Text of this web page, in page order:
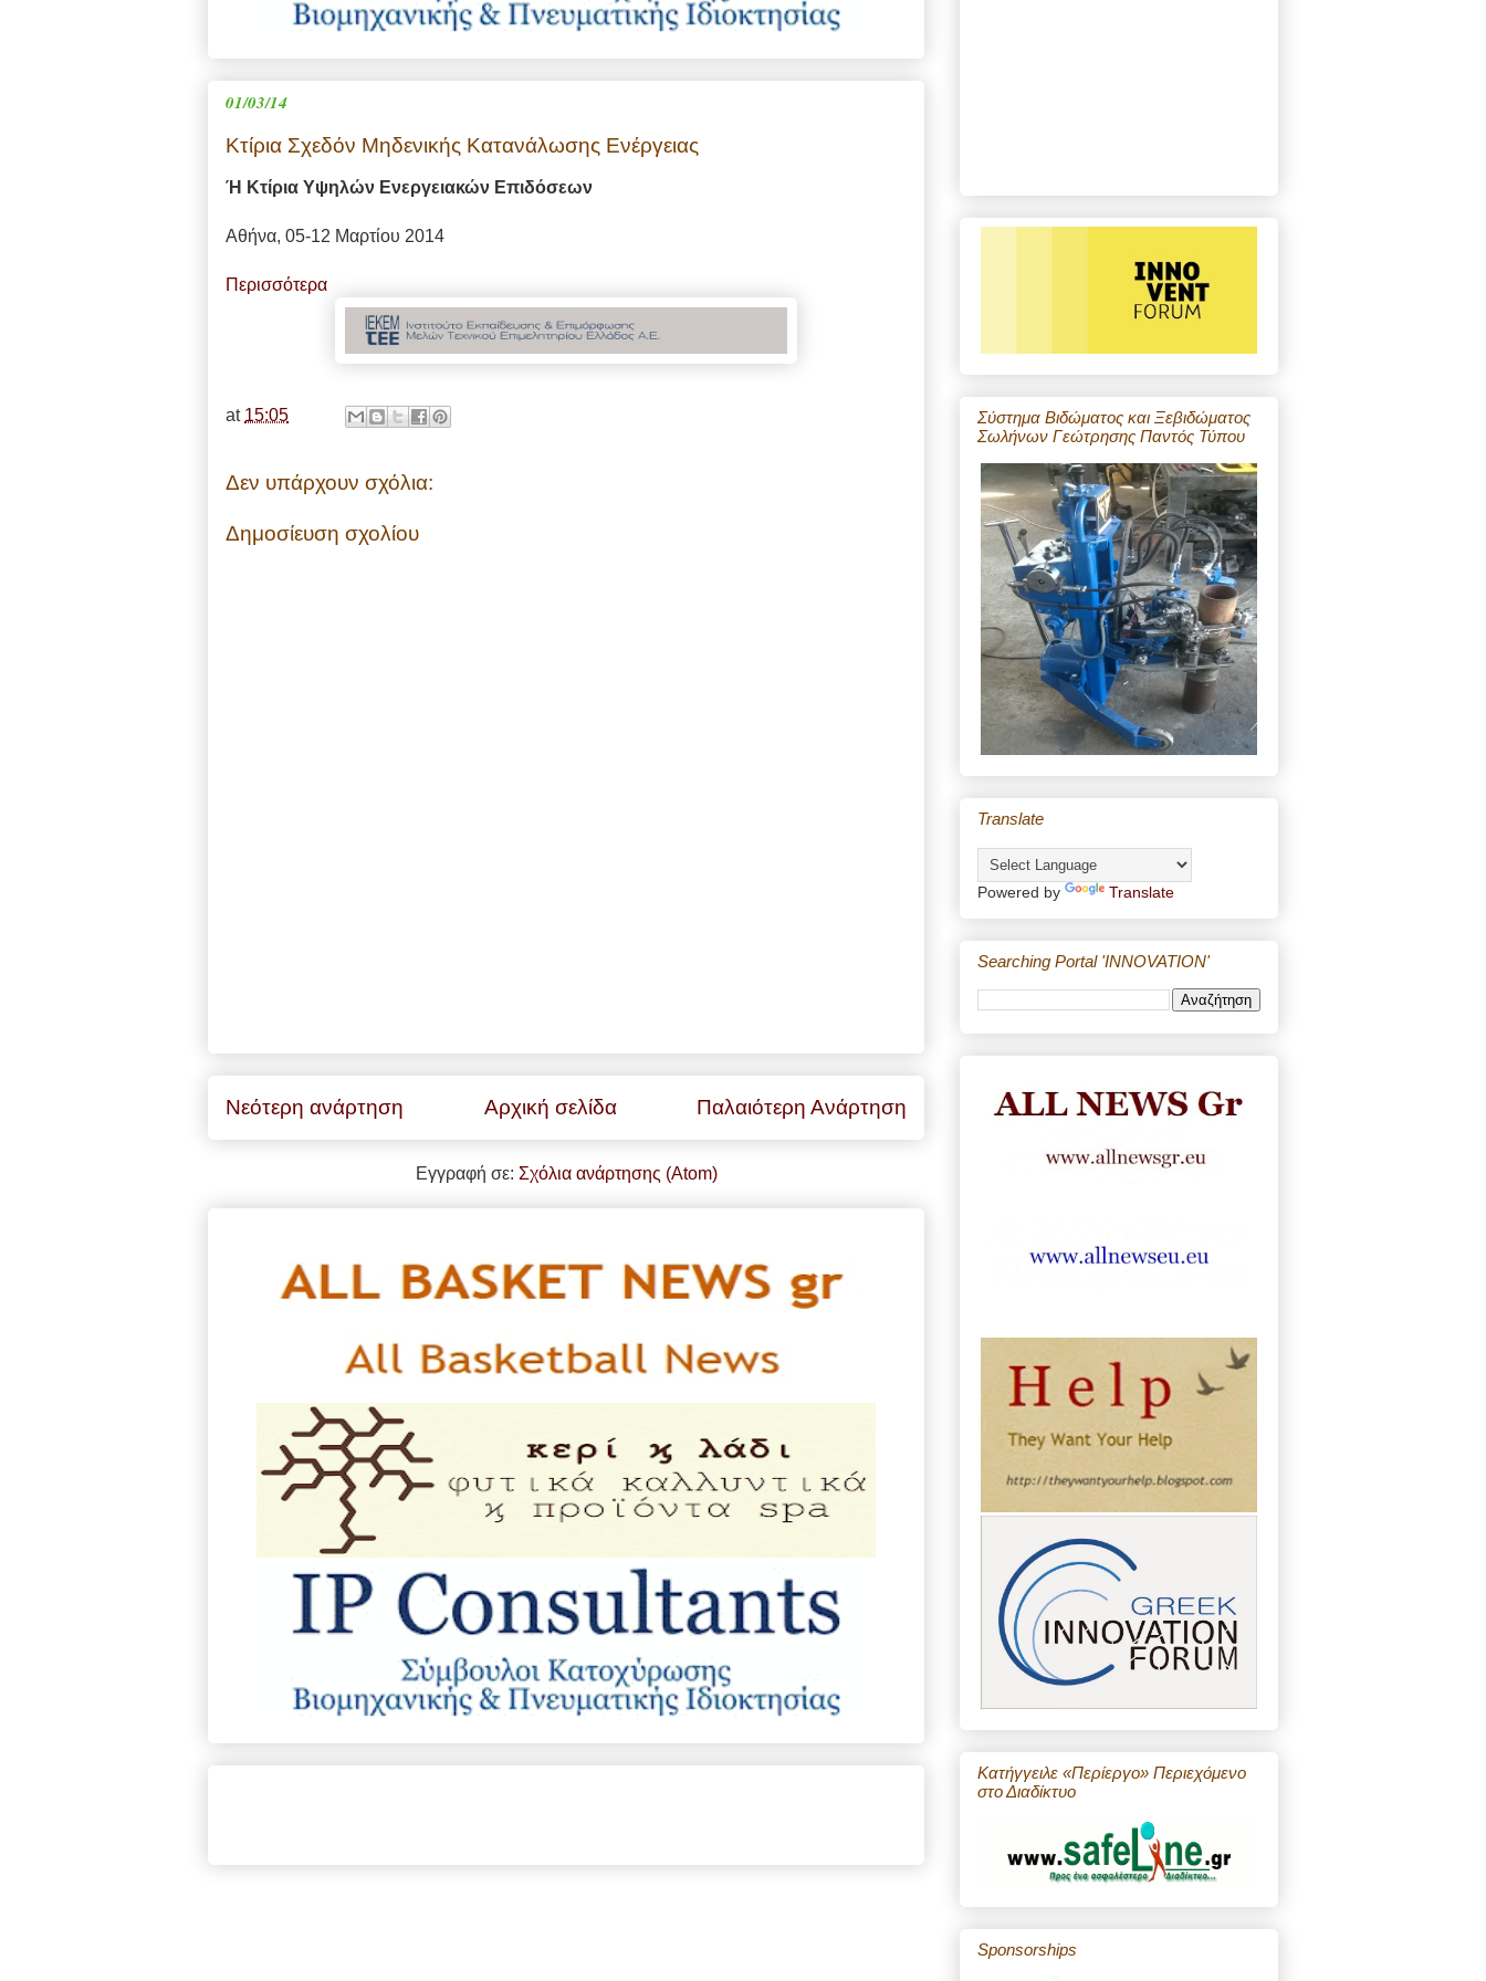
01/03/14
Κτίρια Σχεδόν Μηδενικής Κατανάλωσης Ενέργειας
Ή Κτίρια Υψηλών Ενεργειακών Επιδόσεων
Αθήνα, 05-12 Μαρτίου 2014
Περισσότερα
at 15:05
Δεν υπάρχουν σχόλια:
Δημοσίευση σχολίου
Νεότερη ανάρτηση Παλαιότερη Ανάρτηση
Αρχική σελίδα
Εγγραφή σε: Σχόλια ανάρτησης (Atom)
Σύστημα Βιδώματος και Ξεβιδώματος
Σωλήνων Γεώτρησης Παντός Τύπου
Translate
Powered by Translate
Searching Portal 'INNOVATION'
Κατήγγειλε «Περίεργο» Περιεχόμενο
στο Διαδίκτυο
Sponsorships